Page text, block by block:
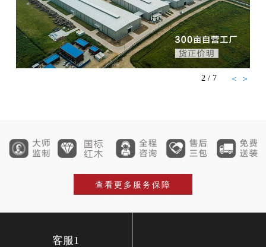
2 / 7 ＞
＜
查看更多服务保障
客服1